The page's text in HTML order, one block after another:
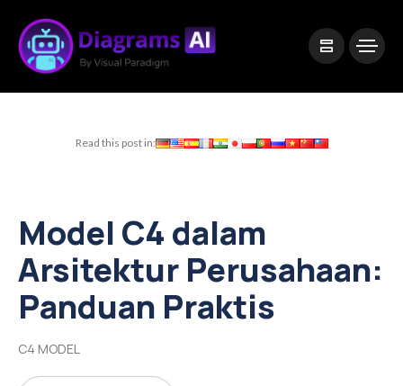
Read this post in:
Model C4 dalam
Arsitektur Perusahaan:
Panduan Praktis
C4 MODEL